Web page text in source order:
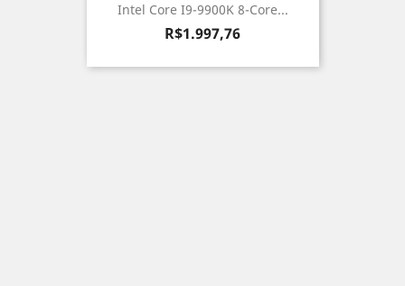
Intel Core I9-9900K 8-Core...
Preço
R$1.997,76